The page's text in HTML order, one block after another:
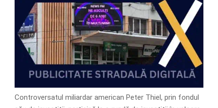
Controversatul miliardar american Peter Thiel, prin fondul